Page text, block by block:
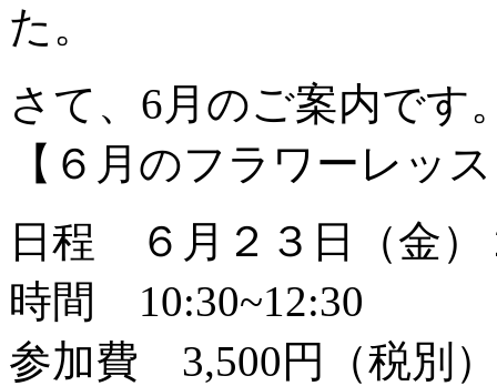
た。
さて、6月のご案内です
【６月のフラワーレッ
日程 ６月２３日（金）
時間 10:30~12:30
参加費 3,500円（税別）